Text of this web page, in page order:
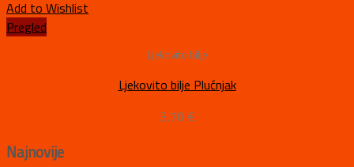
Add to Wishlist
Pregled
Ljekovito bilje
Ljekovito bilje Plućnjak
3,70 €
Najnovije